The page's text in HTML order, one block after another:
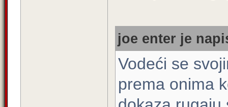
joe enter je
Vodeći se
prema onima